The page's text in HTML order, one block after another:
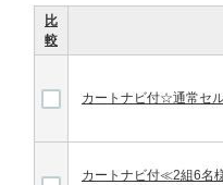
比
較
カートナビ付☆通常セ
カートナビ付≪2組6